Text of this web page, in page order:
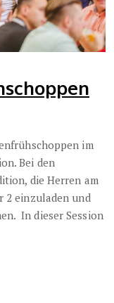
im
Bei den
die Herren am
2 einzuladen und
In dieser Session